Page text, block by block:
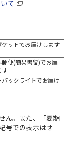
て
ケットでお届けします
郵便(簡易書留)でお届
す
パックライトでお届け
ん。また、「夏期
号での表示はせ